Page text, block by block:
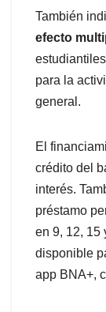
También
efecto
estudiantiles
para la
general.
El
crédito del
interés.
préstamo
en 9, 12, 15
disponible
app BNA+,